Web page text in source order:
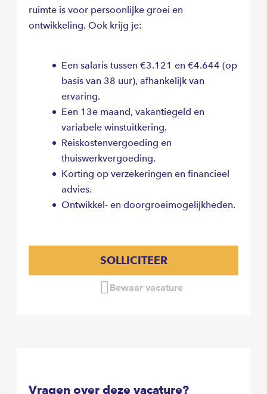
ruimte is voor persoonlijke groei en
ontwikkeling. Ook krijg je:
Een salaris tussen €3.121 en €4.644 (op
basis van 38 uur), afhankelijk van
ervaring.
Een 13e maand, vakantiegeld en
variabele winstuitkering.
Reiskostenvergoeding en
thuiswerkvergoeding.
Korting op verzekeringen en financieel
advies.
Ontwikkel- en doorgroeimogelijkheden.
SOLLICITEER
Bewaar vacature
Vragen over deze vacature?